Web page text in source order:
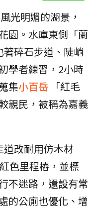
光明媚的湖景，
園。水庫東側「蘭
碎石步道、陡峭
學者練習，2小時
集小百岳 「紅毛
親民，被稱為嘉義
改耐用仿木材
色里程樁，並標
不迷路，還設有常
的公廁也優化、增